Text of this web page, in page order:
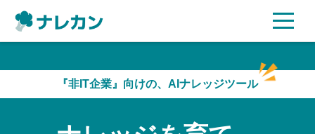
AI機能
『非IT企業』向けの、AIナレッジツール